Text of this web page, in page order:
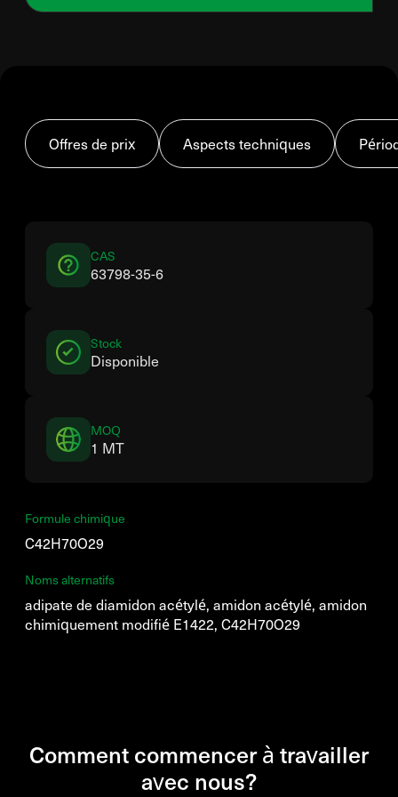
Offres de prix Aspects techniques
CAS
63798-35-6
Stock
Disponible
MOQ
1 MT
Formule chimique
C42H70O29
Noms alternatifs
adipate de diamidon acétylé, amidon acétylé, amidon
chimiquement modifié E1422, C42H70O29
Comment commencer à travailler
avec nous?